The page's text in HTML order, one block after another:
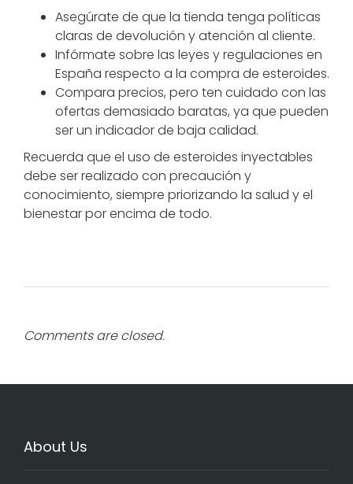
Asegúrate de que la tienda tenga políticas
claras de devolución y atención al cliente.
Infórmate sobre las leyes y regulaciones en
España respecto a la compra de esteroides.
Compara precios, pero ten cuidado con las
ofertas demasiado baratas, ya que pueden
ser un indicador de baja calidad.
Recuerda que el uso de esteroides inyectables
debe ser realizado con precaución y
conocimiento, siempre priorizando la salud y el
bienestar por encima de todo.
Comments are closed.
About Us